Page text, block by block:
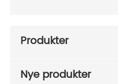
Produkter
Nye produkter